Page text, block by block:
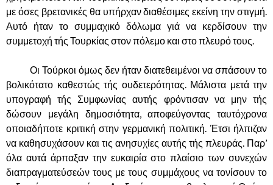
με όσες βρετανικές θα υπήρχαν διαθέσιμες εκείνη την στιγμή.
Αυτό ήταν το συμμαχικό δόλωμα γιά να κερδίσουν την
συμμετοχή τής Τουρκίας στον πόλεμο και στο πλευρό τους.
Οι Τούρκοι όμως δεν ήταν διατεθειμένοι να σπάσουν το
βολικότατο καθεστώς τής ουδετερότητας. Μάλιστα μετά την
υπογραφή τής Συμφωνίας αυτής φρόντισαν να μην τής
δώσουν μεγάλη δημοσιότητα, αποφεύγοντας ταυτόχρονα
οποιαδήποτε κριτική στην γερμανική πολιτική. Έτσι ήλπιζαν
να καθησυχάσουν και τις ανησυχίες αυτής τής πλευράς. Παρ’
όλα αυτά άρπαξαν την ευκαιρία στο πλαίσιο των συνεχών
διαπραγματεύσεών τους με τους συμμάχους να τονίσουν το